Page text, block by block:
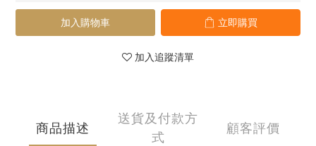
加入購物車 立即購買
加入追蹤清單
商品描述
送貨及付款方
式
顧客評價